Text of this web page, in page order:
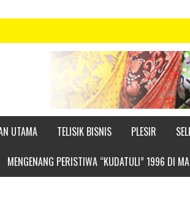
UTAMA TELISIK BISNIS PLESIR
MENGENANG PERISTIWA “KUDATULI” 1996 DI